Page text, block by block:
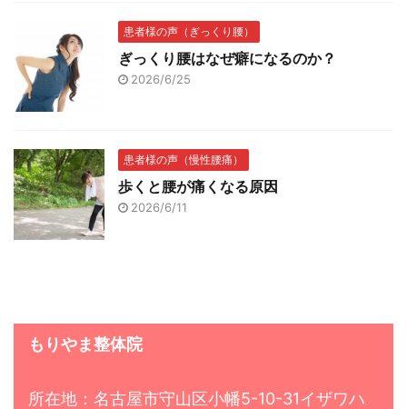
患者様の声（ぎっくり腰）
ぎっくり腰はなぜ癖になるのか？
2026/6/25
患者様の声（慢性腰痛）
歩くと腰が痛くなる原因
2026/6/11
もりやま整体院
所在地：名古屋市守山区小幡5-10-31イザワハ